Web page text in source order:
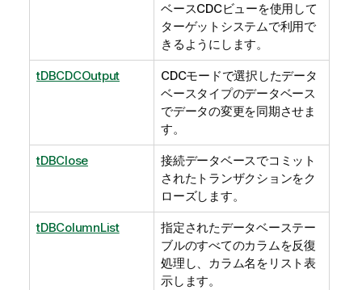
ベースCDCビューを使用して
ターゲットシステムで利用で
きるようにします。
tDBCDCOutput
CDCモードで選択したデータ
ベースタイプのデータベース
でデータの変更を同期させま
す。
tDBClose
接続データベースでコミット
されたトランザクションをク
ローズします。
tDBColumnList
指定されたデータベーステー
ブルのすべてのカラムを反復
処理し、カラム名をリスト表
示します。